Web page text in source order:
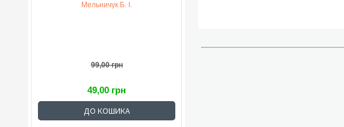
Мельничук Б. І.
99,00 грн
49,00 грн
ДО КОШИКА